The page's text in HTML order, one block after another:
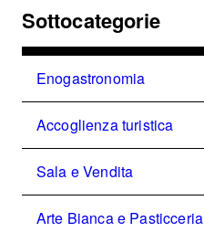
Sottocategorie
Enogastronomia
Accoglienza turistica
Sala e Vendita
Arte Bianca e Pasticceria